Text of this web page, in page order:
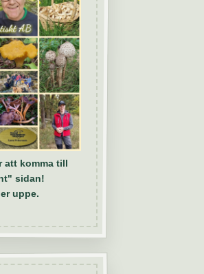
att komma till
sidan!
uppe.